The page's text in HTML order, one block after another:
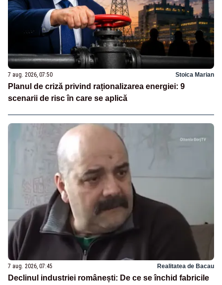
7 aug. 2026, 07:50 Stoica Marian
Planul de criză privind raționalizarea energiei: 9
scenarii de risc în care se aplică
7 aug. 2026, 07:45 Realitatea de Bacau
Declinul industriei românești: De ce se închid fabricile